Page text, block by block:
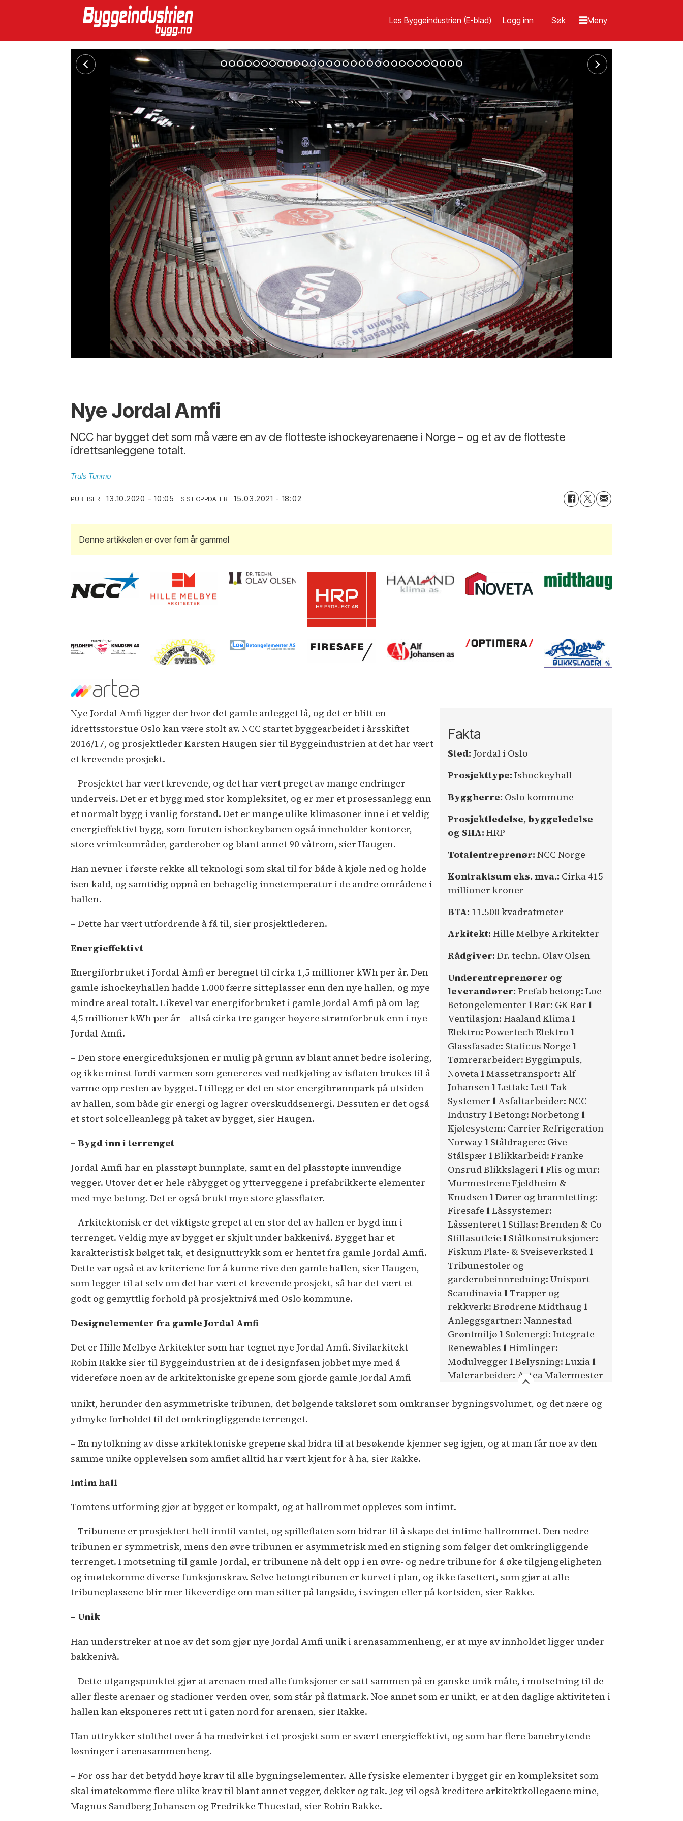
Les Byggeindustrien (E-blad) Logg inn
Nye Jordal Amfi
NCC har bygget det som må være en av de flotteste ishockeyarenaene i Norge – og et av de flotteste
idrettsanleggene totalt.
Truls Tunmo
PUBLISERT 13.10.2020 - 10:05 SIST OPPDATERT 15.03.2021 - 18:02
Denne artikkelen er over fem år gammel
Fakta
Sted: Jordal i Oslo
Prosjekttype: Ishockeyhall
Byggherre: Oslo kommune
Prosjektledelse, byggeledelse
og SHA: HRP
Totalentreprenør: NCC Norge
Kontraktsum eks. mva.: Cirka 415
millioner kroner
BTA: 11.500 kvadratmeter
Arkitekt: Hille Melbye Arkitekter
Rådgiver: Dr. techn. Olav Olsen
Underentreprenører og
leverandører: Prefab betong: Loe
Betongelementer lRør: GK Rør l
Ventilasjon: Haaland Klimal
Elektro: Powertech Elektro l
Glassfasade: Staticus Norge l
Tømrerarbeider: Byggimpuls,
NovetalMassetransport: Alf
JohansenlLettak: Lett-Tak
Systemer lAsfaltarbeider: NCC
IndustrylBetong: Norbetong l
Kjølesystem: Carrier Refrigeration
NorwaylStåldragere: Give
Stålspær lBlikkarbeid: Franke
Onsrud BlikkslagerilFlis og mur:
Murmestrene Fjeldheim &
KnudsenlDører og branntetting:
Firesafe lLåssystemer:
LåssenteretlStillas: Brenden & Co
Stillasutleie lStålkonstruksjoner:
Fiskum Plate- & Sveiseverkstedl
Tribunestoler og
garderobeinnredning: Unisport
ScandinavialTrapper og
rekkverk: Brødrene Midthaug l
Anleggsgartner: Nannestad
Grøntmiljø lSolenergi: Integrate
Renewables lHimlinger:
Modulvegger lBelysning: Luxial
Malerarbeider: Artea Malermester
Nye Jordal Amfi ligger der hvor det gamle anlegget lå, og det er blitt en
idrettsstorstue Oslo kan være stolt av. NCC startet byggearbeidet i årsskiftet
2016/17, og prosjektleder Karsten Haugen sier til Byggeindustrien at det har vært
et krevende prosjekt.
– Prosjektet har vært krevende, og det har vært preget av mange endringer
underveis. Det er et bygg med stor kompleksitet, og er mer et prosessanlegg enn
et normalt bygg i vanlig forstand. Det er mange ulike klimasoner inne i et veldig
energieffektivt bygg, som foruten ishockeybanen også inneholder kontorer,
store vrimleområder, garderober og blant annet 90 våtrom, sier Haugen.
Han nevner i første rekke all teknologi som skal til for både å kjøle ned og holde
isen kald, og samtidig oppnå en behagelig innetemperatur i de andre områdene i
hallen.
– Dette har vært utfordrende å få til, sier prosjektlederen.
Energieffektivt
Energiforbruket i Jordal Amfi er beregnet til cirka 1,5 millioner kWh per år. Den
gamle ishockeyhallen hadde 1.000 færre sitteplasser enn den nye hallen, og mye
mindre areal totalt. Likevel var energiforbruket i gamle Jordal Amfi på om lag
4,5 millioner kWh per år – altså cirka tre ganger høyere strømforbruk enn i nye
Jordal Amfi.
– Den store energireduksjonen er mulig på grunn av blant annet bedre isolering,
og ikke minst fordi varmen som genereres ved nedkjøling av isflaten brukes til å
varme opp resten av bygget. I tillegg er det en stor energibrønnpark på utsiden
av hallen, som både gir energi og lagrer overskuddsenergi. Dessuten er det også
et stort solcelleanlegg på taket av bygget, sier Haugen.
– Bygd inn i terrenget
Jordal Amfi har en plasstøpt bunnplate, samt en del plasstøpte innvendige
vegger. Utover det er hele råbygget og ytterveggene i prefabrikkerte elementer
med mye betong. Det er også brukt mye store glassflater.
– Arkitektonisk er det viktigste grepet at en stor del av hallen er bygd inn i
terrenget. Veldig mye av bygget er skjult under bakkenivå. Bygget har et
karakteristisk bølget tak, et designuttrykk som er hentet fra gamle Jordal Amfi.
Dette var også et av kriteriene for å kunne rive den gamle hallen, sier Haugen,
som legger til at selv om det har vært et krevende prosjekt, så har det vært et
godt og gemyttlig forhold på prosjektnivå med Oslo kommune.
Designelementer fra gamle Jordal Amfi
Det er Hille Melbye Arkitekter som har tegnet nye Jordal Amfi. Sivilarkitekt
Robin Rakke sier til Byggeindustrien at de i designfasen jobbet mye med å
videreføre noen av de arkitektoniske grepene som gjorde gamle Jordal Amfi
unikt, herunder den asymmetriske tribunen, det bølgende taksløret som omkranser bygningsvolumet, og det nære og
ydmyke forholdet til det omkringliggende terrenget.
– En nytolkning av disse arkitektoniske grepene skal bidra til at besøkende kjenner seg igjen, og at man får noe av den
samme unike opplevelsen som amfiet alltid har vært kjent for å ha, sier Rakke.
Intim hall
Tomtens utforming gjør at bygget er kompakt, og at hallrommet oppleves som intimt.
– Tribunene er prosjektert helt inntil vantet, og spilleflaten som bidrar til å skape det intime hallrommet. Den nedre
tribunen er symmetrisk, mens den øvre tribunen er asymmetrisk med en stigning som følger det omkringliggende
terrenget. I motsetning til gamle Jordal, er tribunene nå delt opp i en øvre- og nedre tribune for å øke tilgjengeligheten
og imøtekomme diverse funksjonskrav. Selve betongtribunen er kurvet i plan, og ikke fasettert, som gjør at alle
tribuneplassene blir mer likeverdige om man sitter på langside, i svingen eller på kortsiden, sier Rakke.
– Unik
Han understreker at noe av det som gjør nye Jordal Amfi unik i arenasammenheng, er at mye av innholdet ligger under
bakkenivå.
– Dette utgangspunktet gjør at arenaen med alle funksjoner er satt sammen på en ganske unik måte, i motsetning til de
aller fleste arenaer og stadioner verden over, som står på flatmark. Noe annet som er unikt, er at den daglige aktiviteten i
hallen kan eksponeres rett ut i gaten nord for arenaen, sier Rakke.
Han uttrykker stolthet over å ha medvirket i et prosjekt som er svært energieffektivt, og som har flere banebrytende
løsninger i arenasammenheng.
– For oss har det betydd høye krav til alle bygningselementer. Alle fysiske elementer i bygget gir en kompleksitet som
skal imøtekomme flere ulike krav til blant annet vegger, dekker og tak. Jeg vil også kreditere arkitektkollegaene mine,
Magnus Sandberg Johansen og Fredrikke Thuestad, sier Robin Rakke.